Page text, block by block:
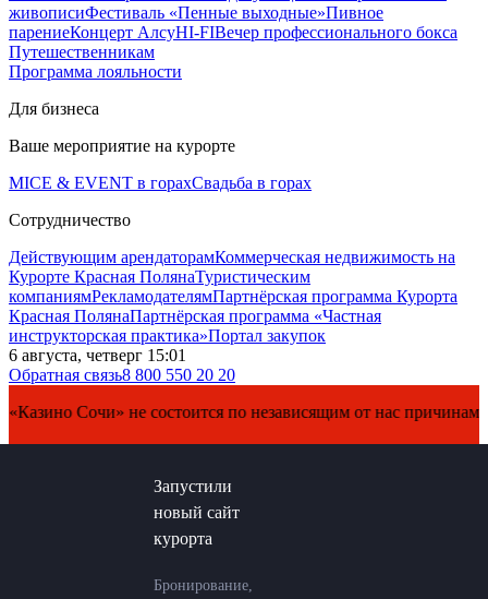
живописиФестиваль «Пенные выходные»Пивное
парениеКонцерт АлсуHI-FIВечер профессионального бокса
Путешественникам
Программа лояльности
Для бизнеса
Ваше мероприятие на курорте
MICE & EVENT в горахСвадьба в горах
Сотрудничество
Действующим арендаторамКоммерческая недвижимость на
Курорте Красная ПолянаТуристическим
компаниямРекламодателямПартнёрская программа Курорта
Красная ПолянаПартнёрская программа «Частная
инструкторская практика»Портал закупок
6 августа, четверг 15:01
Обратная связь8 800 550 20 20
Сочи» не состоится по независящим от нас причинам.
Запустили
новый сайт
курорта
Бронирование,